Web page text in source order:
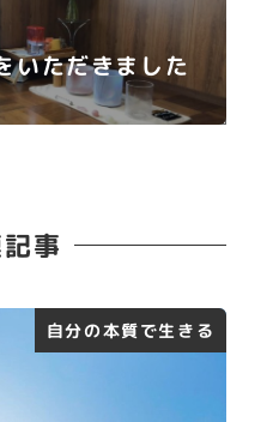
いただきました
事
自分の本質で生きる